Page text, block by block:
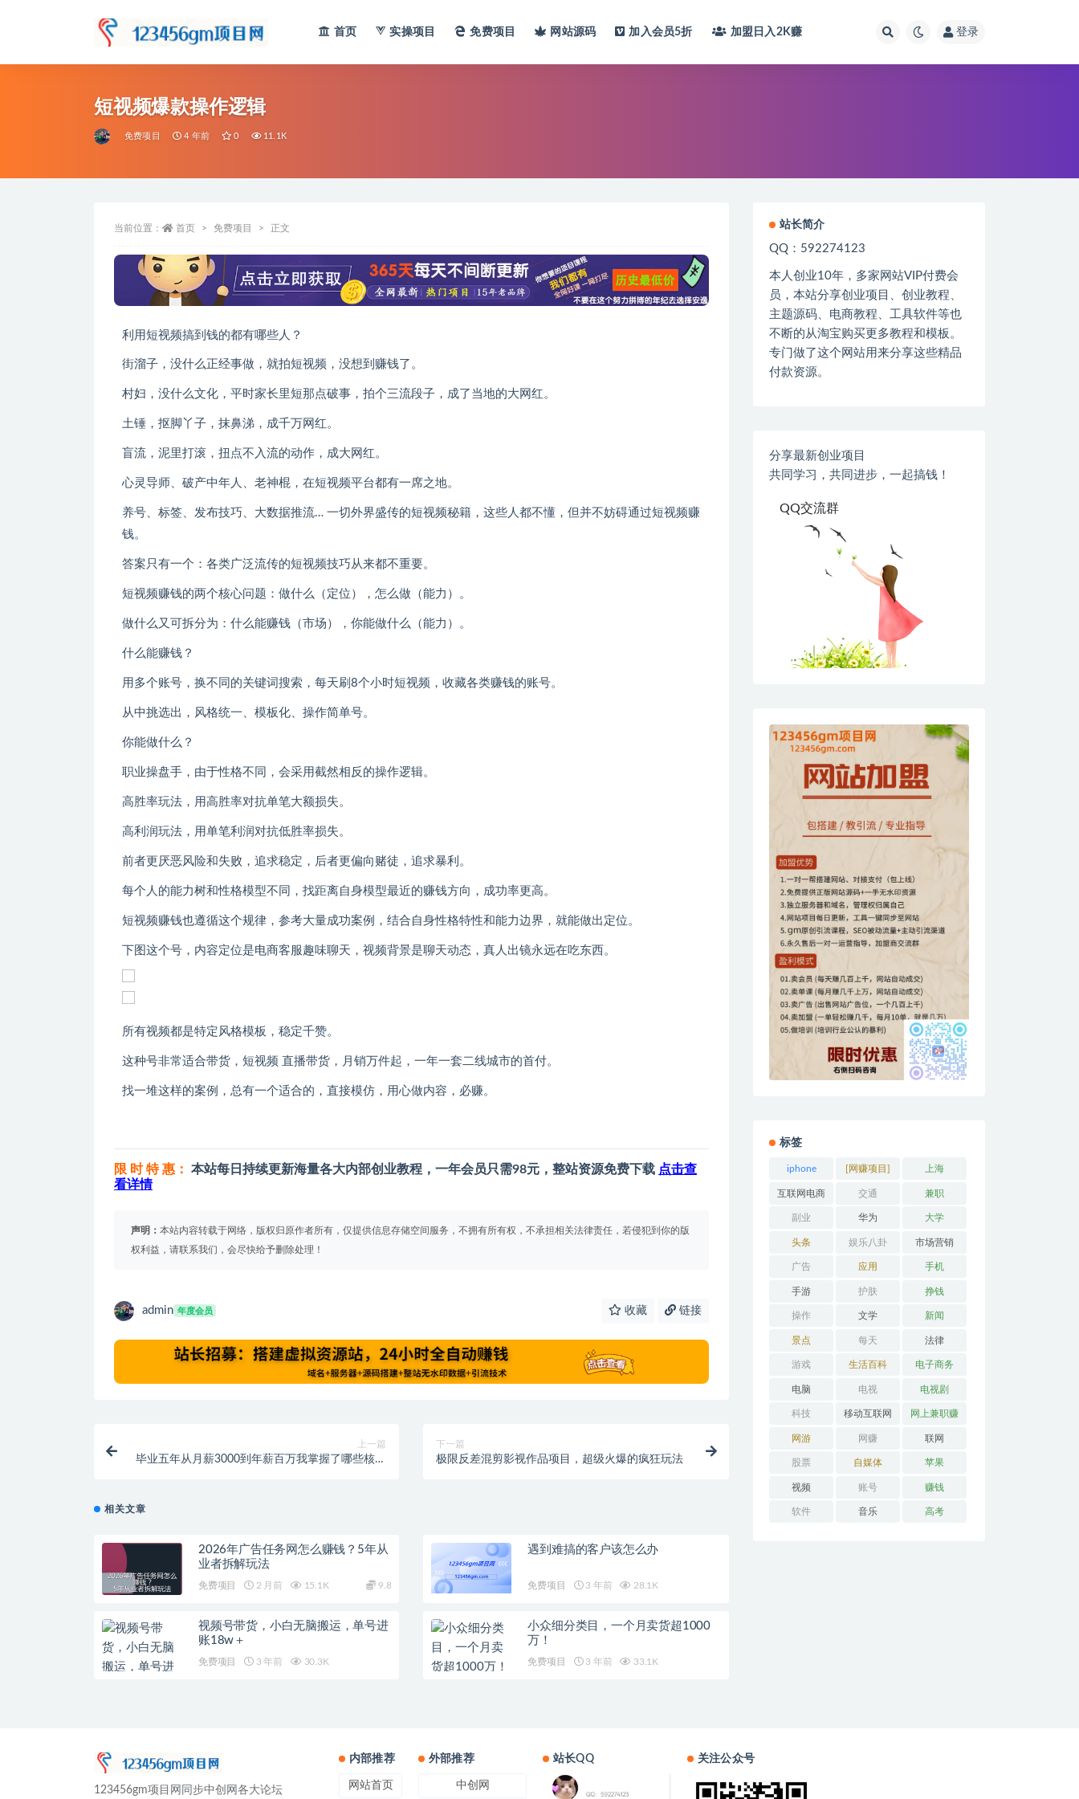
首页 实操项目 免费项目 网站源码 加入会员5折 加盟日入2K赚 登录
短视频爆款操作逻辑
免费项目 4 年前 0 11.1K
当前位置： 首页 免费项目 正文
利用短视频搞到钱的都有哪些人？
街溜子，没什么正经事做，就拍短视频，没想到赚钱了。
村妇，没什么文化，平时家长里短那点破事，拍个三流段子，成了当地的大网红。
土锤，抠脚丫子，抹鼻涕，成千万网红。
盲流，泥里打滚，扭点不入流的动作，成大网红。
心灵导师、破产中年人、老神棍，在短视频平台都有一席之地。
养号、标签、发布技巧、大数据推流… 一切外界盛传的短视频秘籍，这些人都不懂，但并不妨碍通过短视频赚
钱。
答案只有一个：各类广泛流传的短视频技巧从来都不重要。
短视频赚钱的两个核心问题：做什么（定位），怎么做（能力）。
做什么又可拆分为：什么能赚钱（市场），你能做什么（能力）。
什么能赚钱？
用多个账号，换不同的关键词搜索，每天刷8个小时短视频，收藏各类赚钱的账号。
从中挑选出，风格统一、模板化、操作简单号。
你能做什么？
职业操盘手，由于性格不同，会采用截然相反的操作逻辑。
高胜率玩法，用高胜率对抗单笔大额损失。
高利润玩法，用单笔利润对抗低胜率损失。
前者更厌恶风险和失败，追求稳定，后者更偏向赌徒，追求暴利。
每个人的能力树和性格模型不同，找距离自身模型最近的赚钱方向，成功率更高。
短视频赚钱也遵循这个规律，参考大量成功案例，结合自身性格特性和能力边界，就能做出定位。
下图这个号，内容定位是电商客服趣味聊天，视频背景是聊天动态，真人出镜永远在吃东西。
所有视频都是特定风格模板，稳定千赞。
这种号非常适合带货，短视频 直播带货，月销万件起，一年一套二线城市的首付。
找一堆这样的案例，总有一个适合的，直接模仿，用心做内容，必赚。
限 时 特 惠： 本站每日持续更新海量各大内部创业教程，一年会员只需98元，整站资源免费下载 点击查
看详情
声明： 本站内容转载于网络，版权归原作者所有，仅提供信息存储空间服务，不拥有所有权，不承担相关法律责任，若侵犯到你的版
权利益，请联系我们，会尽快给予删除处理！
admin 年度会员 收藏 链接
上一篇
毕业五年从月薪3000到年薪百万我掌握了哪些核心
下一篇
极限反差混剪影视作品项目，超级火爆的疯狂玩法
相关文章
2026年广告任务网怎么赚钱？5年从
业者拆解玩法
免费项目 2 月前 15.1K 9.8
遇到难搞的客户该怎么办
免费项目 3 年前 28.1K
视频号带货，小白无脑搬运，单号进
账18w＋
免费项目 3 年前 30.3K
小众细分类目，一个月卖货超1000
万！
免费项目 3 年前 33.1K
站长简介
QQ：592274123
本人创业10年，多家网站VIP付费会
员，本站分享创业项目、创业教程、
主题源码、电商教程、工具软件等也
不断的从淘宝购买更多教程和模板。
专门做了这个网站用来分享这些精品
付款资源。
分享最新创业项目
共同学习，共同进步，一起搞钱！
QQ交流群
标签
iphone [网赚项目] 上海
互联网电商 交通 兼职
副业 华为 大学
头条 娱乐八卦 市场营销
广告 应用 手机
手游 护肤 挣钱
操作 文学 新闻
景点 每天 法律
游戏 生活百科 电子商务
电脑 电视 电视剧
科技 移动互联网 网上兼职赚
钱
网游 网赚 联网
股票 自媒体 苹果
视频 账号 赚钱
软件 音乐 高考
123456gm项目网同步中创网各大论坛
内部推荐
网站首页
外部推荐
中创网
站长QQ 关注公众号